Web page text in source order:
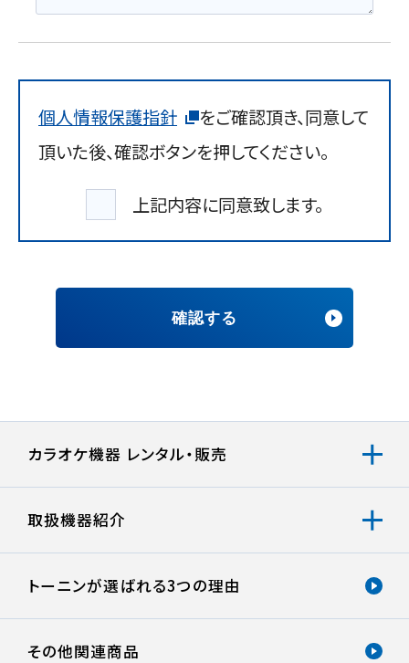
個人情報保護指針
をご確認頂き、同意して
頂いた後、確認ボタンを押してください。
上記内容に同意致します。
確認する
カラオケ機器 レンタル・販売
取扱機器紹介
トーニンが選ばれる3つの理由
その他関連商品